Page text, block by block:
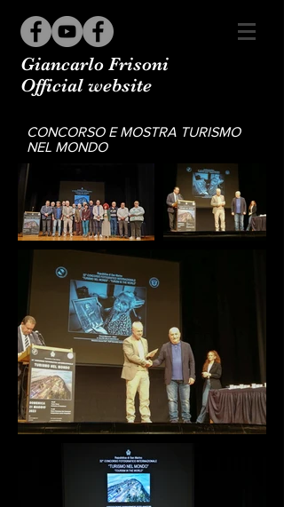
Giancarlo Frisoni
Official website
CONCORSO E MOSTRA TURISMO
NEL MONDO